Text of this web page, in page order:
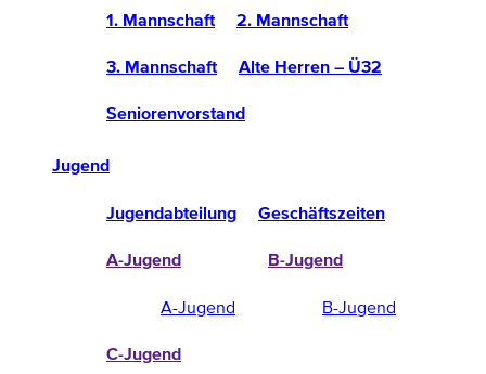
1. Mannschaft 2. Mannschaft
3. Mannschaft Alte Herren – Ü32
Seniorenvorstand
Jugend
Jugendabteilung Geschäftszeiten
A-Jugend
A-Jugend
B-Jugend
B-Jugend
C-Jugend